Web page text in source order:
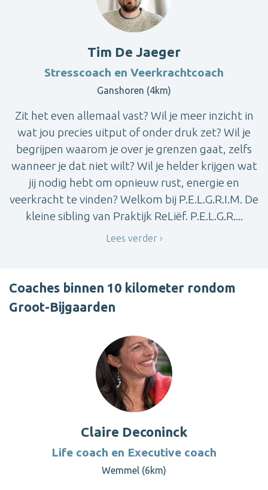
Tim De Jaeger
Stresscoach en Veerkrachtcoach
Ganshoren (4km)
Zit het even allemaal vast? Wil je meer inzicht in
wat jou precies uitput of onder druk zet? Wil je
begrijpen waarom je over je grenzen gaat, zelfs
wanneer je dat niet wilt? Wil je helder krijgen wat
jij nodig hebt om opnieuw rust, energie en
veerkracht te vinden? Welkom bij P.E.L.G.R.I.M. De
kleine sibling van Praktijk ReLiëf. P.E.L.G.R....
Lees verder
Coaches binnen 10 kilometer rondom
Groot-Bijgaarden
Claire Deconinck
Life coach en Executive coach
Wemmel (6km)